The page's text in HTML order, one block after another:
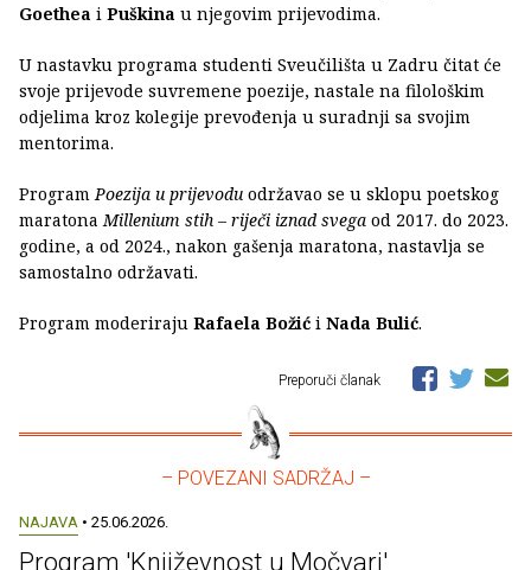
Goethea i Puškina u njegovim prijevodima.
U nastavku programa studenti Sveučilišta u Zadru čitat će
svoje prijevode suvremene poezije, nastale na filološkim
odjelima kroz kolegije prevođenja u suradnji sa svojim
mentorima.
ProgramPoezija u prijevodu održavao se u sklopu poetskog
maratona Millenium stih – riječi iznad svega od 2017. do 2023.
godine, a od 2024., nakon gašenja maratona, nastavlja se
samostalno održavati.
Program moderiraju Rafaela Božić i Nada Bulić.
Preporuči članak
– POVEZANI SADRŽAJ –
NAJAVA • 25.06.2026.
Program 'Književnost u Močvari'